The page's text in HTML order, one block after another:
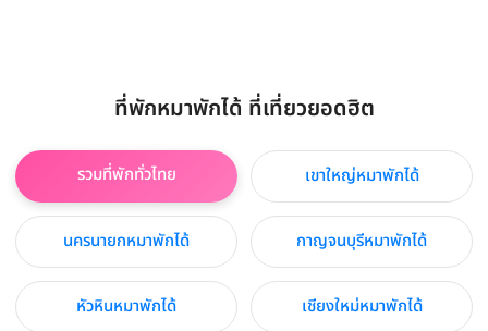
ที่พักหมาพักได้ ที่เที่ยวยอดฮิต
รวมที่พักทั่วไทย เขาใหญ่หมาพักได้
นครนายกหมาพักได้ กาญจนบุรีหมาพักได้
หัวหินหมาพักได้ เชียงใหม่หมาพักได้